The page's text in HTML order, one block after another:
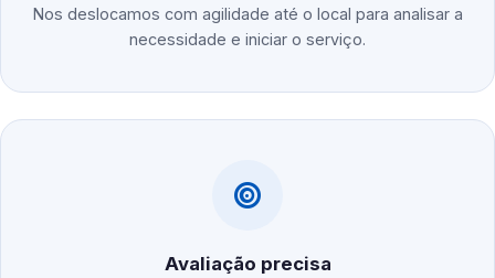
Nos deslocamos com agilidade até o local para analisar a
necessidade e iniciar o serviço.
Avaliação precisa